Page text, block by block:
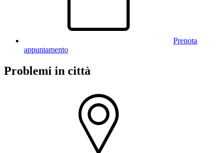
Prenota
appuntamento
Problemi in città